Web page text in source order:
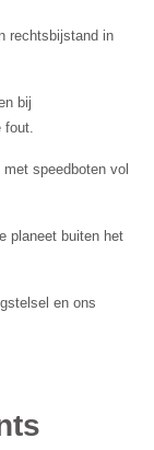
rechtsbijstand in
bij
speedboten vol
planeet buiten het
en ons